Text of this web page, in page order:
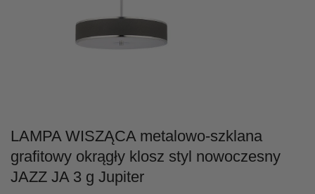
LAMPA WISZĄCA metalowo-szklana
grafitowy okrągły klosz styl nowoczesny
JAZZ JA 3 g Jupiter